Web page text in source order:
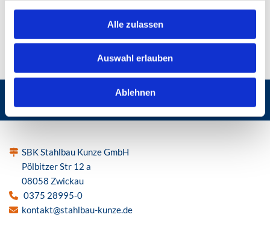
Alle zulassen
Auswahl erlauben
Ablehnen
SBK Stahlbau Kunze Zwickau
 SBK Stahlbau Kunze GmbH
Pölbitzer Str 12 a
08058 Zwickau
 0375 28995-0
 kontakt@stahlbau-kunze.de